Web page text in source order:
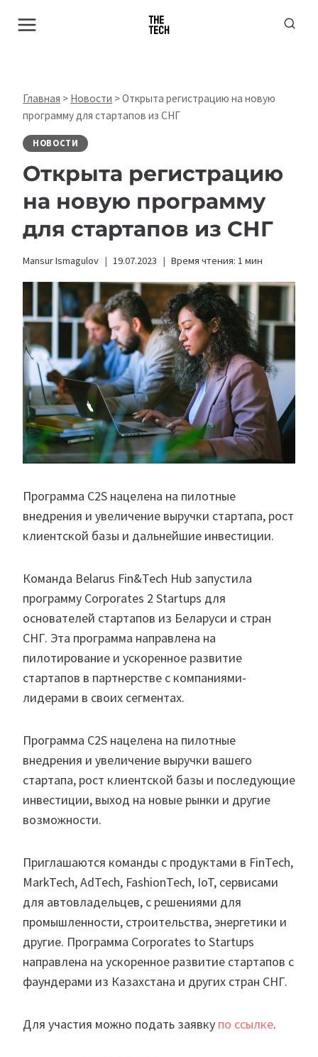
Главная > Новости >Открыта регистрацию на новую
программу для стартапов из СНГ
НОВОСТИ
Открыта регистрацию
на новую программу
для стартапов из СНГ
Mansur Ismagulov 19.07.2023 Время чтения: 1 мин
Программа C2S нацелена на пилотные
внедрения и увеличение выручки стартапа, рост
клиентской базы и дальнейшие инвестиции.
Команда Belarus Fin&Tech Hub запустила
программу Corporates 2 Startups для
основателей стартапов из Беларуси и стран
СНГ. Эта программа направлена на
пилотирование и ускоренное развитие
стартапов в партнерстве с компаниями-
лидерами в своих сегментах.
Программа C2S нацелена на пилотные
внедрения и увеличение выручки вашего
стартапа, рост клиентской базы и последующие
инвестиции, выход на новые рынки и другие
возможности.
Приглашаются команды с продуктами в FinTech,
MarkTech, AdTech, FashionTech, IoT, сервисами
для автовладельцев, с решениями для
промышленности, строительства, энергетики и
другие. Программа Corporates to Startups
направлена на ускоренное развитие стартапов с
фаундерами из Казахстана и других стран СНГ.
Для участия можно подать заявку по ссылке.